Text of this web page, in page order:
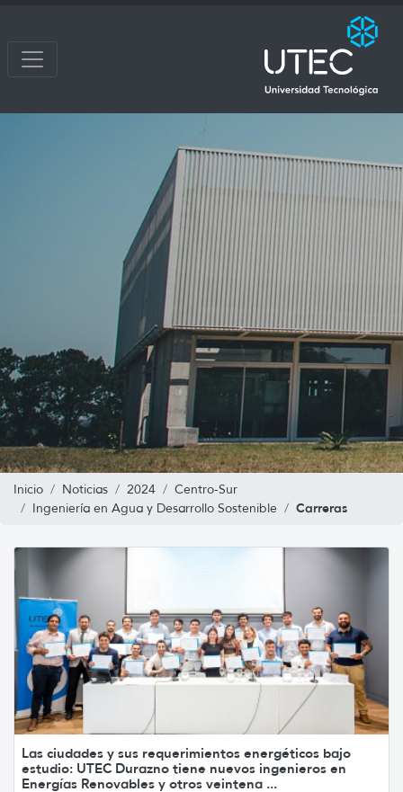
Inicio Noticias 2024
Centro-Sur
Ingeniería en Agua y Desarrollo Sostenible
Carreras
Las ciudades y sus requerimientos energéticos bajo
estudio: UTEC Durazno tiene nuevos ingenieros en
Energías Renovables y otros veintena ...